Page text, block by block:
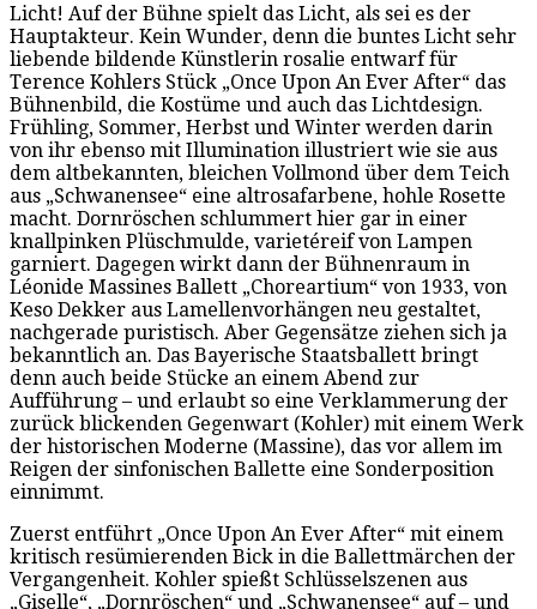
Licht! Auf der Bühne spielt das Licht, als sei es der
Hauptakteur. Kein Wunder, denn die buntes Licht sehr
liebende bildende Künstlerin rosalie entwarf für
Terence Kohlers Stück „Once Upon An Ever After“ das
Bühnenbild, die Kostüme und auch das Lichtdesign.
Frühling, Sommer, Herbst und Winter werden darin
von ihr ebenso mit Illumination illustriert wie sie aus
dem altbekannten, bleichen Vollmond über dem Teich
aus „Schwanensee“ eine altrosafarbene, hohle Rosette
macht. Dornröschen schlummert hier gar in einer
knallpinken Plüschmulde, varietéreif von Lampen
garniert. Dagegen wirkt dann der Bühnenraum in
Léonide Massines Ballett „Choreartium“ von 1933, von
Keso Dekker aus Lamellenvorhängen neu gestaltet,
nachgerade puristisch. Aber Gegensätze ziehen sich ja
bekanntlich an. Das Bayerische Staatsballett bringt
denn auch beide Stücke an einem Abend zur
Aufführung – und erlaubt so eine Verklammerung der
zurück blickenden Gegenwart (Kohler) mit einem Werk
der historischen Moderne (Massine), das vor allem im
Reigen der sinfonischen Ballette eine Sonderposition
einnimmt.
Zuerst entführt „Once Upon An Ever After“ mit einem
kritisch resümierenden Bick in die Ballettmärchen der
Vergangenheit. Kohler spießt Schlüsselszenen aus
„Giselle“, „Dornröschen“ und „Schwanensee“ auf – und